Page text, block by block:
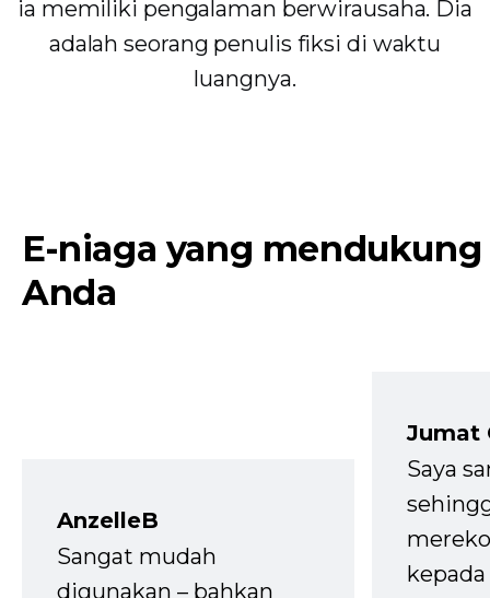
ia memiliki pengalaman berwirausaha. Dia
adalah seorang penulis fiksi di waktu
luangnya.
E-niaga yang mendukung
Anda
AnzelleB
Sangat mudah
digunakan – bahkan
Jumat
Saya